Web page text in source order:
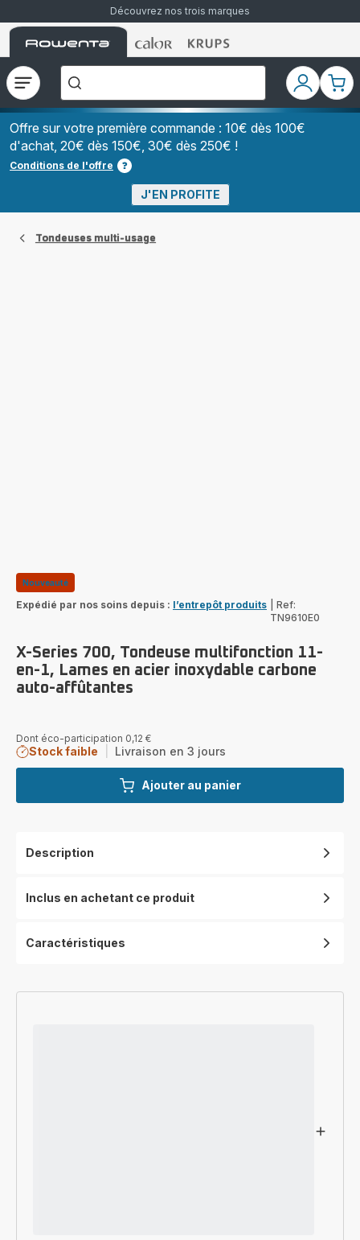
Découvrez nos trois marques
Accueil
Rowenta
Accueil
Rowenta
Accueil
Rowenta
Ouvrir
le
menu
recherchez-
vous
?","Aspirateurs
à
Grains","Centrales
Vapeurs","Sèche
Cheveux"]
Mon
compte
Mon
Offre sur votre première commande : 10€ dès 100€
d'achat, 20€ dès 150€, 30€ dès 250€ !
Conditions de l'offre
J'EN PROFITE
Tondeuses multi-usage
Nouveauté
Expédié par nos soins depuis : l’entrepôt produits
Ref:
TN9610E0
X-Series 700, Tondeuse multifonction 11-
en-1, Lames en acier inoxydable carbone
auto-affûtantes
Dont éco-participation 0,12 €
Stock faible Livraison en 3 jours
Ajouter au panier
Description
Inclus en achetant ce produit
Caractéristiques